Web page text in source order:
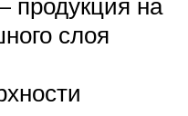
слоя